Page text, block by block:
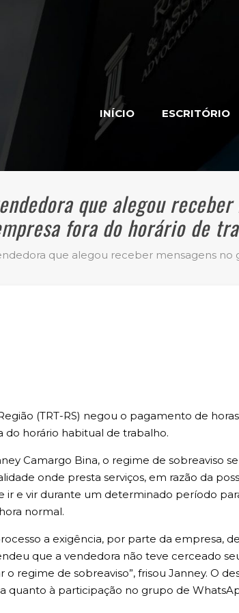
INÍCIO ESCRITÓRIO
que alegou
fora do horário de
que alegou receber mensagens
(TRT-RS) negou o pagamento de
horário habitual de trabalho.
Camargo Bina, o regime de sobreaviso
onde presta serviços, em razão da
ir e vir durante um determinado período
normal.
a exigência, por parte da empresa,
que a vendedora não teve cerceado
regime de sobreaviso”, frisou Janney. O
quanto à participação no grupo de